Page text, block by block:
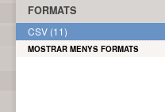
FORMATS
CSV (11)
MOSTRAR MENYS FORMATS